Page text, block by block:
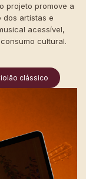
projeto promove a
dos artistas e
acessível,
cultural.
clássico